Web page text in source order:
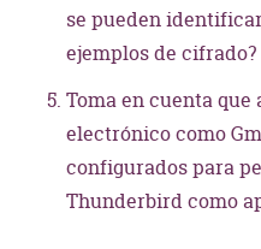
se pueden
ejemplos de cifrado?
Toma en cuenta
electrónico como
configurados para
Thunderbird como